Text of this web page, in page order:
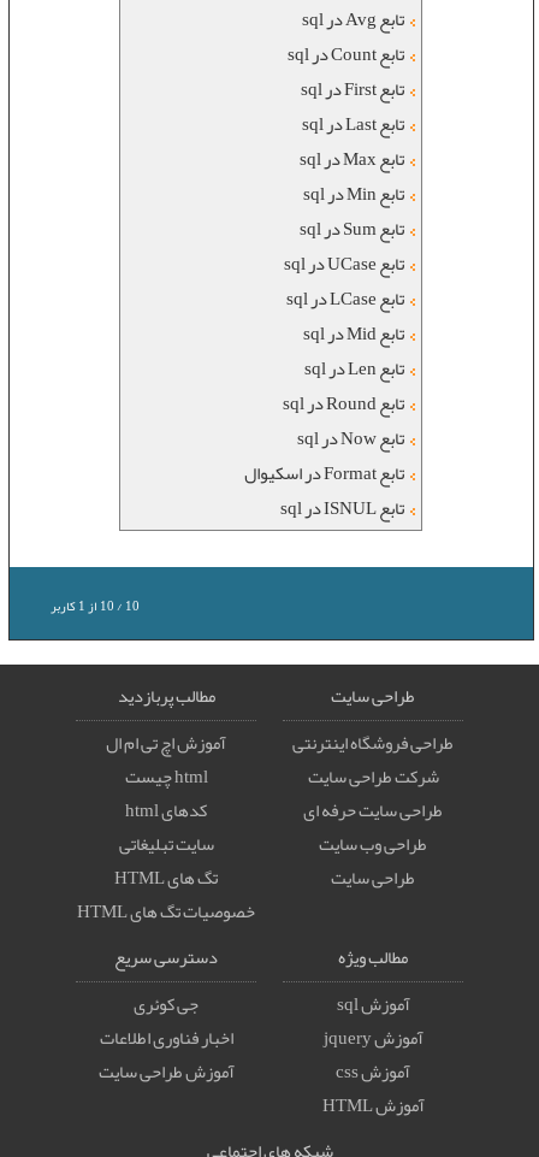
تابع Avg در sql
تابع Count در sql
تابع First در sql
تابع Last در sql
تابع Max در sql
تابع Min در sql
تابع Sum در sql
تابع UCase در sql
تابع LCase در sql
تابع Mid در sql
تابع Len در sql
تابع Round در sql
تابع Now در sql
تابع Format در اسکیوال
تابع ISNUL در sql
10/10 از1کاربر
طراحی سایت
طراحی فروشگاه اینترنتی
شرکت طراحی سایت
طراحی سایت حرفه ای
طراحی وب سایت
طراحی سایت
مطالب پربازدید
آموزش اچ تی ام ال
html چیست
کدهای html
سایت تبلیغاتی
تگ های HTML
خصوصيات تگ های HTML
مطالب ویژه
آموزش sql
آموزش jquery
آموزش css
آموزش HTML
دسترسی سریع
جی کوئری
اخبار فناوری اطلاعات
آموزش طراحی سایت